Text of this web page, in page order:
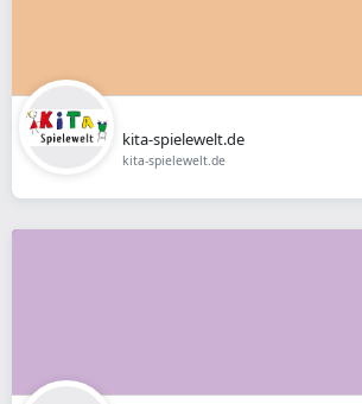
kita-spielewelt.de
kita-spielewelt.de